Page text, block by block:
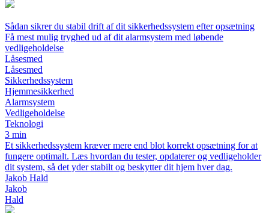
Sådan sikrer du stabil drift af dit sikkerhedssystem efter opsætning
Få mest mulig tryghed ud af dit alarmsystem med løbende
vedligeholdelse
Låsesmed
Låsesmed
Sikkerhedssystem
Hjemmesikkerhed
Alarmsystem
Vedligeholdelse
Teknologi
3 min
Et sikkerhedssystem kræver mere end blot korrekt opsætning for at
fungere optimalt. Læs hvordan du tester, opdaterer og vedligeholder
dit system, så det yder stabilt og beskytter dit hjem hver dag.
Jakob Hald
Jakob
Hald